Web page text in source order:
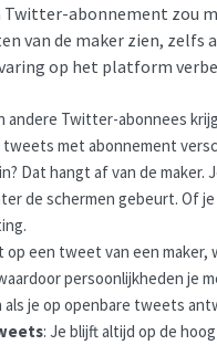
Twitter-abonnement zou
van de maker zien, zelfs
op het platform
andere Twitter-abonnees
tweets met abonnement
Dat hangt af van de maker.
de schermen gebeurt. Of
op een tweet van een
persoonlijkheden je
als je op openbare tweets
: Je blijft altijd op de